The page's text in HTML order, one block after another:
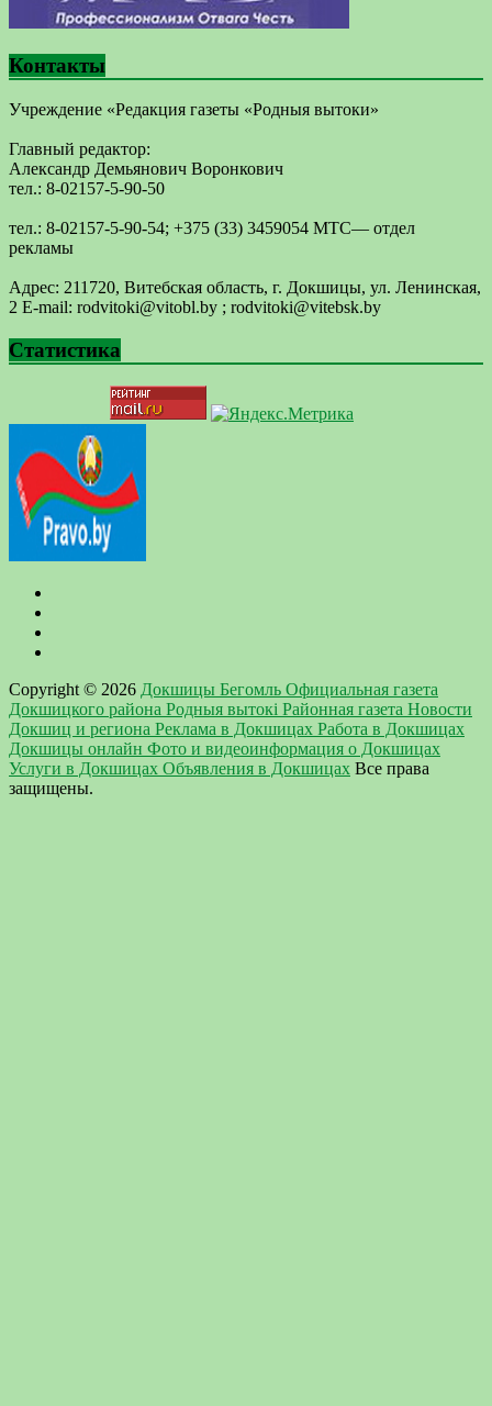
Контакты
Учреждение «Редакция газеты «Родныя вытоки»
Главный редактор:
Александр Демьянович Воронкович
тел.: 8-02157-5-90-50
тел.: 8-02157-5-90-54; +375 (33) 3459054 МТС— отдел
рекламы
Адрес: 211720, Витебская область, г. Докшицы, ул. Ленинская,
2 E-mail: ​rodvitoki@​​vitobl​.by ; rodvitoki@vitebsk.by
Статистика
Copyright © 2026 Докшицы Бегомль Официальная газета
Докшицкого района Родныя вытокi Районная газета Новости
Докшиц и региона Реклама в Докшицах Работа в Докшицах
Докшицы онлайн Фото и видеоинформация о Докшицах
Услуги в Докшицах Объявления в Докшицах Все права
защищены.